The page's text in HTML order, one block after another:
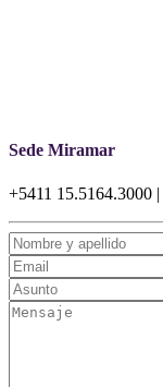
Sede Miramar
+5411 15.5164.3000 |